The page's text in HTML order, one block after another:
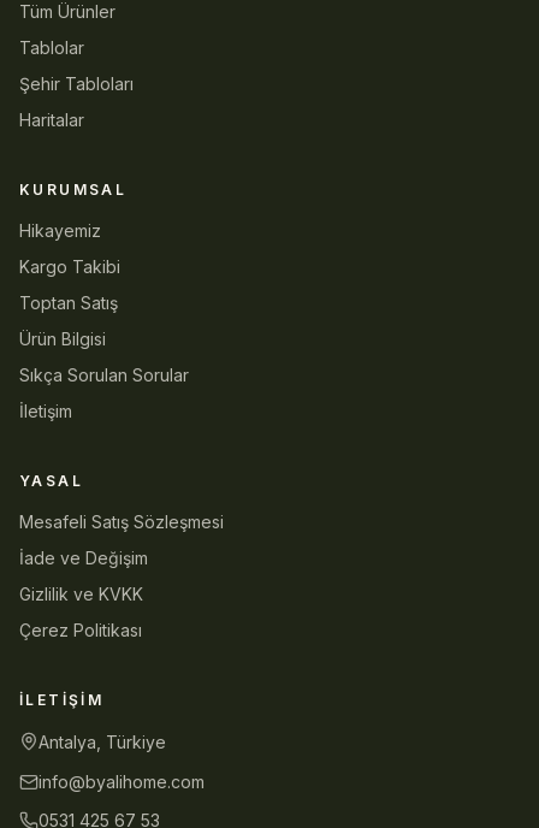
Tüm Ürünler
Tablolar
Şehir Tabloları
Haritalar
KURUMSAL
Hikayemiz
Kargo Takibi
Toptan Satış
Ürün Bilgisi
Sıkça Sorulan Sorular
İletişim
YASAL
Mesafeli Satış Sözleşmesi
İade ve Değişim
Gizlilik ve KVKK
Çerez Politikası
İLETIŞIM
Antalya, Türkiye
info@byalihome.com
0531 425 67 53